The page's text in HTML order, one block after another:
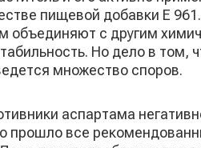
пищевой добавки Е
объединяют с другим
Но дело в том,
множество споров.
аспартама
все